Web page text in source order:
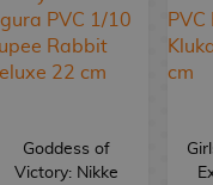
Goddess of
Victory: Nikke